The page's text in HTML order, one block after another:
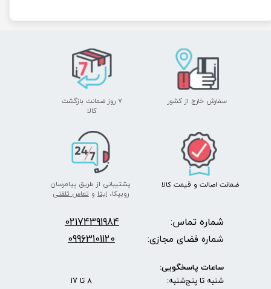
پشتیبانی از طریق پیامرسان
روبیکا، ایتا و تماس تلفنی
سفارش خارج از کشور
۷ روز ضمانت بازگشت
​​​​​​​کالا
ضمانت اصالت و قیمت​​​​​​​ کالا ​​​​​​​
شماره تماس: 02174391984
شماره فضای مجازی: 09963101120
ساعات پاسخگویی:
شنبه تا پنج‌شنبه: 8 تا 17